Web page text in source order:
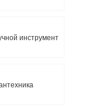
инструмент